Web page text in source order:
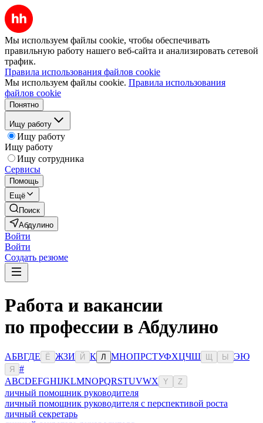
Мы используем файлы cookie, чтобы обеспечивать
правильную работу нашего веб-сайта и анализировать сетевой
трафик.
Правила использования файлов cookie
Мы используем файлы cookie. Правила использования
файлов cookie
Понятно
Ищу работу
Ищу работу
Ищу работу
Ищу сотрудника
Сервисы
Помощь
Ещё
Поиск
Абдулино
Войти
Войти
Создать резюме
Работа и вакансии
по профессии в Абдулино
АБВГДЕ Ё ЖЗИ Й К Л МНОПРСТУФХЦЧШ Ы ЭЮ
Я
#
ABCDEFGHIJKLMNOPQRSTUVWX Y Z
личный помощник руководителя
личный помощник руководителя с перспективой роста
личный секретарь